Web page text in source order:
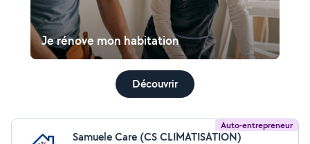
Je rénove mon habitation
Découvrir
Auto-entrepreneur
Samuele Care (CS CLIMATISATION)